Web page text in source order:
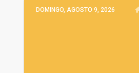
DOMINGO, AGOSTO 9, 2026